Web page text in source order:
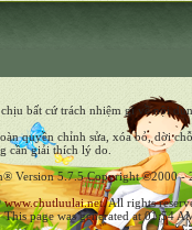
bất cứ trách nhiệm gì về nội
quyền chỉnh sửa, xóa bỏ, dời
cần giải thích lý do.
Version 5.7.5 Copyright ©2000 -
www.chutluulai.net. All rights
page was generated at 01:54